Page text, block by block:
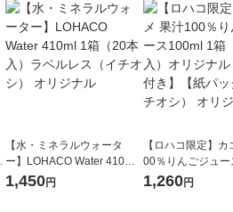
【水・ミネラルウォータ
ー】LOHACO Water 410ml
1箱（20本入）ラベルレス
（イチオシ） オリジナル
1,450円
【ロハコ限定】カ
00％りんごジュー
箱（18本入）オリ
【クイズ付き】【
1,260円